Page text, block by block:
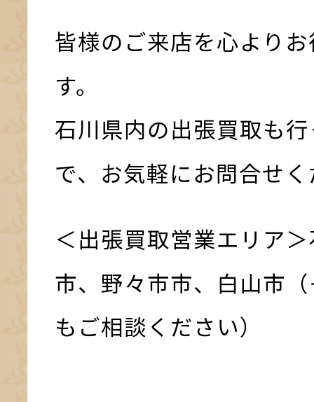
皆様のご来店を心より
す。
石川県内の出張買取も
で、お気軽にお問合せ
＜出張買取営業エリア
市、野々市市、白山市
もご相談ください）